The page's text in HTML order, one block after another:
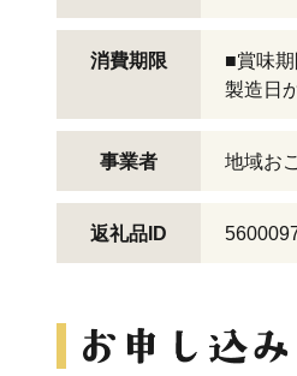
消費期限
■賞味期
製造日
事業者 地域お
返礼品ID